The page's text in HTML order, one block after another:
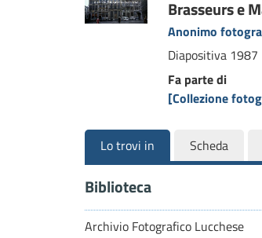
del
documento
Brasseurs e
Anonimo
Diapositiva 1987
Fa parte di
[Collezione
Lo trovi in Scheda
Biblioteca
Archivio Fotografico Lucchese